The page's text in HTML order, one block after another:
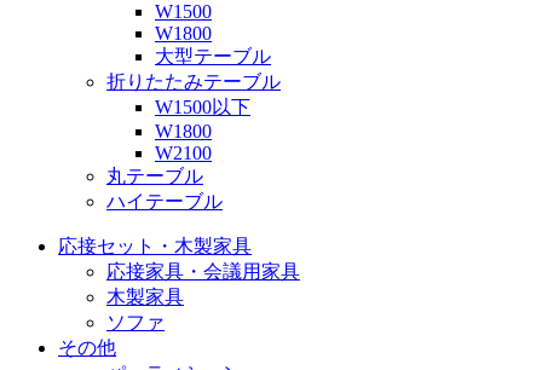
W1500
W1800
大型テーブル
折りたたみテーブル
W1500以下
W1800
W2100
丸テーブル
ハイテーブル
応接セット・木製家具
応接家具・会議用家具
木製家具
ソファ
その他